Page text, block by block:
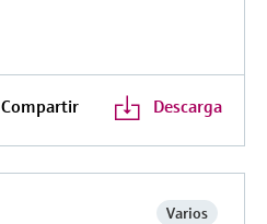
Compartir Descarga
Varios